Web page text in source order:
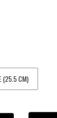
(25.5 CM)